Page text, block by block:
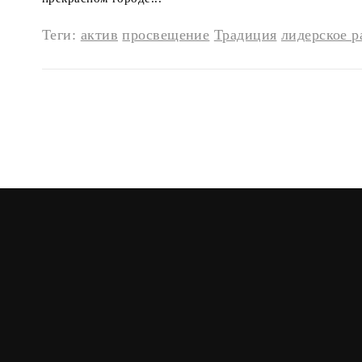
Теги: актив просвещение Традиция лидерское